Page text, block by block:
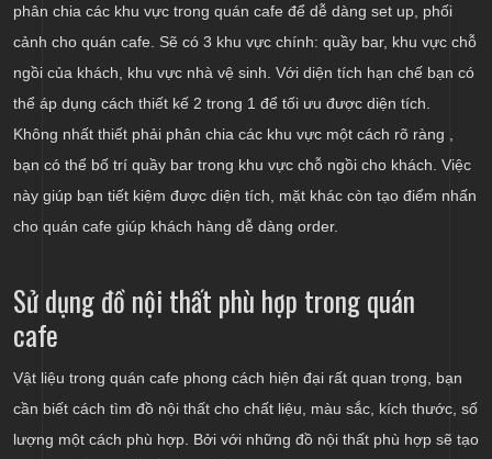
phân chia các khu vực trong quán cafe để dễ dàng set up, phối
cảnh cho quán cafe. Sẽ có 3 khu vực chính: quầy bar, khu vực chỗ
ngồi của khách, khu vực nhà vệ sinh. Với diện tích hạn chế bạn có
thể áp dụng cách thiết kế 2 trong 1 để tối ưu được diện tích.
Không nhất thiết phải phân chia các khu vực một cách rõ ràng ,
bạn có thể bố trí quầy bar trong khu vực chỗ ngồi cho khách. Việc
này giúp bạn tiết kiệm được diện tích, mặt khác còn tạo điểm nhấn
cho quán cafe giúp khách hàng dễ dàng order.
Sử dụng đồ nội thất phù hợp trong quán
cafe
Vật liệu trong quán cafe phong cách hiện đại rất quan trọng, bạn
cần biết cách tìm đồ nội thất cho chất liệu, màu sắc, kích thước, số
lượng một cách phù hợp. Bởi với những đồ nội thất phù hợp sẽ tạo